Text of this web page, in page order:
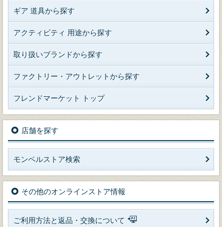
ギア 道具から探す
アクティビティ 用途から探す
取り扱いブランドから探す
ファクトリー・アウトレットから探す
フレンドマーケット トップ
店舗を探す
モンベルストア検索
その他のオンラインストア情報
ご利用方法と返品・交換について